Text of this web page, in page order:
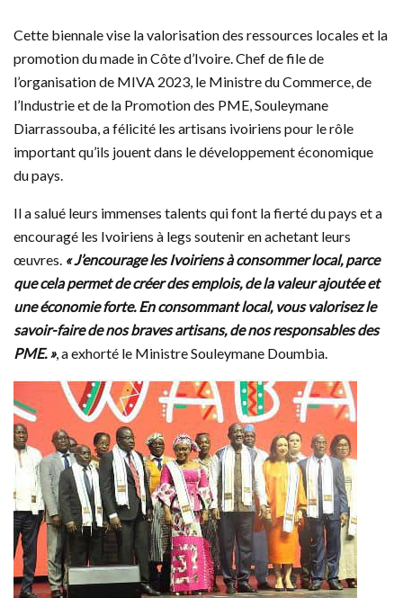
Cette biennale vise la valorisation des ressources locales et la
promotion du made in Côte d’Ivoire. Chef de file de
l’organisation de MIVA 2023, le Ministre du Commerce, de
l’Industrie et de la Promotion des PME, Souleymane
Diarrassouba, a félicité les artisans ivoiriens pour le rôle
important qu’ils jouent dans le développement économique
du pays.
Il a salué leurs immenses talents qui font la fierté du pays et a
encouragé les Ivoiriens à legs soutenir en achetant leurs
œuvres. « J’encourage les Ivoiriens à consommer local, parce
que cela permet de créer des emplois, de la valeur ajoutée et
une économie forte. En consommant local, vous valorisez le
savoir-faire de nos braves artisans, de nos responsables des
PME. », a exhorté le Ministre Souleymane Doumbia.